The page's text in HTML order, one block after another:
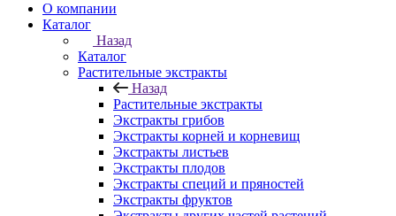
О компании
Каталог
Назад
Каталог
Растительные экстракты
Назад
Растительные экстракты
Экстракты грибов
Экстракты корней и корневищ
Экстракты листьев
Экстракты плодов
Экстракты специй и пряностей
Экстракты фруктов